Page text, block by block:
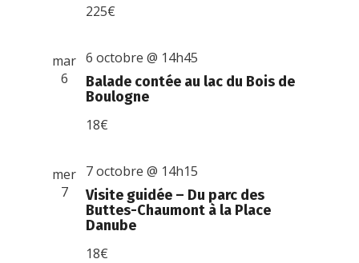
225€
mar
6
Balade contée au lac du Bois de
Boulogne
6 octobre @ 14h45
18€
mer
7
Visite guidée – Du parc des
Buttes-Chaumont à la Place
Danube
7 octobre @ 14h15
18€